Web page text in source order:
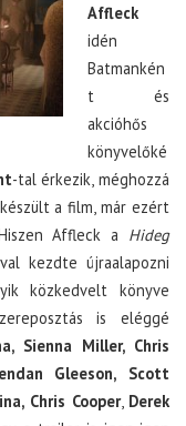
Affleck
idén
Batmankén
t és
akcióhős
könyvelőké
-tal érkezik, méghozzá
a film, már ezért
Affleck a Hideg
kezdte újraalapozni
közkedvelt könyve
is eléggé
Sienna Miller, Chris
Gleeson, Scott
Chris Cooper, Derek